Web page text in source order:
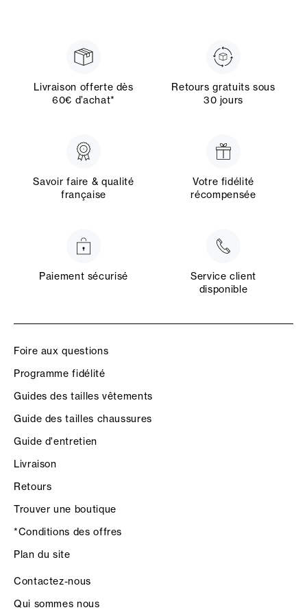
Livraison offerte dès
60€ d’achat*
Retours gratuits sous
30 jours
Savoir faire & qualité
française
Votre fidélité
récompensée
Paiement sécurisé
Service client
disponible
Foire aux questions
Programme fidélité
Guides des tailles vêtements
Guide des tailles chaussures
Guide d'entretien
Livraison
Retours
Trouver une boutique
*Conditions des offres
Plan du site
Contactez-nous
Qui sommes nous